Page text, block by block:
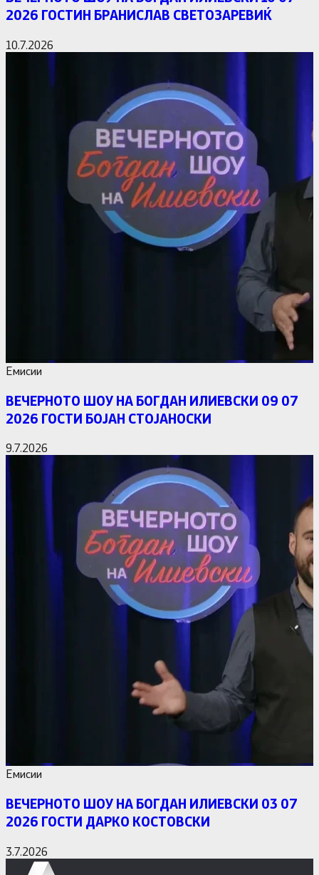
2026 ГОСТИН БРАНИСЛАВ СВЕТОЗАРЕВИЌ
10.7.2026
Емисии
ВЕЧЕРНОТО ШОУ НА БОГДАН ИЛИЕВСКИ 09 07
2026 ГОСТИ БОЈАН СТОЈАНОСКИ
9.7.2026
Емисии
ВЕЧЕРНОТО ШОУ НА БОГДАН ИЛИЕВСКИ 03 07
2026 ГОСТИ ДАРКО КОСТОВСКИ
3.7.2026